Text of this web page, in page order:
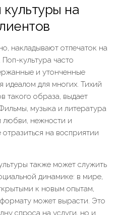
на
накладывают отпечаток на
культура часто
и утонченные
идеалом для многих. Тихий
такого образа, выдает
музыка и литература
любви, нежности и
на восприятии
также может служить
динамике: в мире,
к новым опытам,
может вырасти. Это
спроса на услуги, но и